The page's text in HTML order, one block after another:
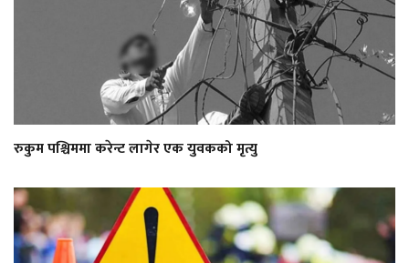
रुकुम पश्चिममा करेन्ट लागेर एक युवकको मृत्यु